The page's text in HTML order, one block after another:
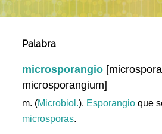
Palabra
microsporangio
microsporangium]
m. (Microbiol.). Esporangio que
microsporas.